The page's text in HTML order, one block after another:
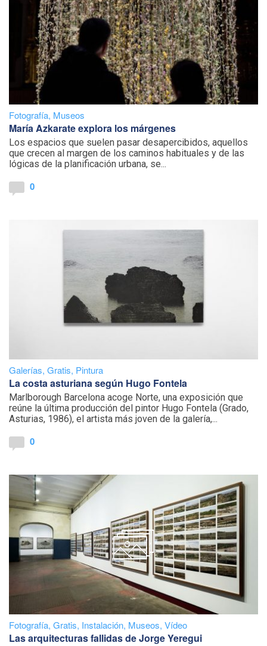
Fotografía, Museos
María Azkarate explora los márgenes
Los espacios que suelen pasar desapercibidos, aquellos
que crecen al margen de los caminos habituales y de las
lógicas de la planificación urbana, se...
0
Galerías, Gratis, Pintura
La costa asturiana según Hugo Fontela
Marlborough Barcelona acoge Norte, una exposición que
reúne la última producción del pintor Hugo Fontela (Grado,
Asturias, 1986), el artista más joven de la galería,...
0
Fotografía, Gratis, Instalación, Museos, Vídeo
Las arquitecturas fallidas de Jorge Yeregui